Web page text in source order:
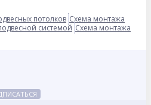
потолков Схема монтажа
системой Схема монтажа